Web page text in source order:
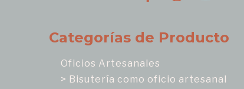
Categorías de Producto
Oficios Artesanales
> Bisutería como oficio artesanal